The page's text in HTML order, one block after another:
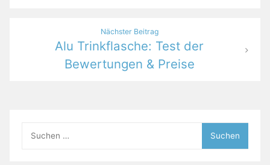
Nächster Beitrag
Alu Trinkflasche: Test der
Bewertungen & Preise
nach: